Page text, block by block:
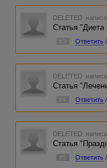
DELETED
Статья "Диета
Ответить /
DELETED
Статья
Ответить /
DELETED
Статья
#5 Ответить /